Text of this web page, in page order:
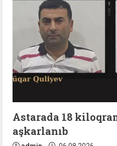
a
d
n
g
Astarada 18
aşkarlanıb